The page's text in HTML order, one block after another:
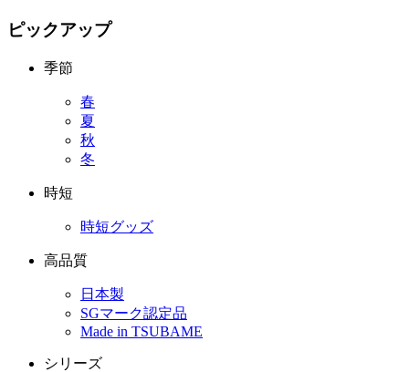
ピックアップ
季節
春
夏
秋
冬
時短
時短グッズ
高品質
日本製
SGマーク認定品
Made in TSUBAME
シリーズ